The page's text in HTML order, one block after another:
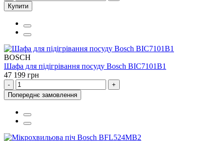
Купити
BOSCH
Шафа для підігрівання посуду Bosch BIC7101B1
47 199 грн
-
+
Попереднє замовлення